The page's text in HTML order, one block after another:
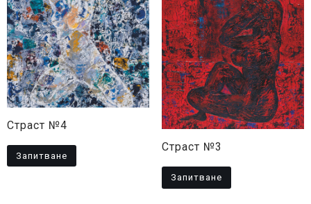
Страст №4
Запитване
Страст №3
Запитване